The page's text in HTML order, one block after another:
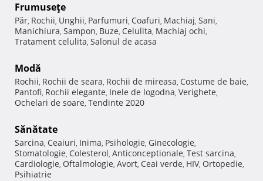
Frumuseţe
Păr, Rochii, Unghii, Parfumuri, Coafuri, Machiaj, Sani,
Manichiura, Sampon, Buze, Celulita, Machiaj ochi,
Tratament celulita, Salonul de acasa
Modă
Rochii, Rochii de seara, Rochii de mireasa, Costume de baie,
Pantofi, Rochii elegante, Inele de logodna, Verighete,
Ochelari de soare, Tendinte 2020
Sănătate
Sarcina, Ceaiuri, Inima, Psihologie, Ginecologie,
Stomatologie, Colesterol, Anticonceptionale, Test sarcina,
Cardiologie, Oftalmologie, Avort, Ceai verde, HIV, Ortopedie,
Psihiatrie